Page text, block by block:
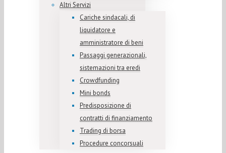
Altri Servizi
Cariche sindacali, di
liquidatore e
amministratore di beni
Passaggi generazionali,
sistemazioni tra eredi
Crowdfunding
Mini bonds
Predisposizione di
contratti di finanziamento
Trading di borsa
Procedure concorsuali